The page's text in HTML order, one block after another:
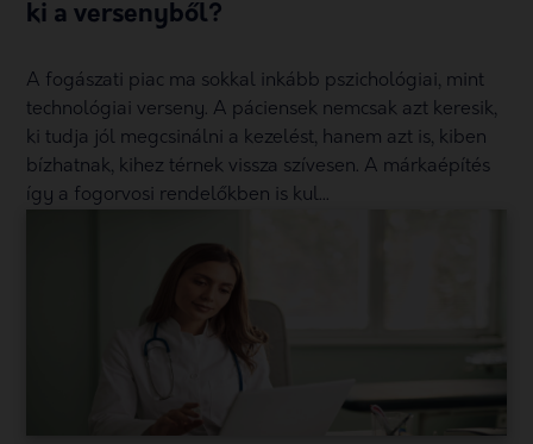
ki a versenyből?
A fogászati piac ma sokkal inkább pszichológiai, mint
technológiai verseny. A páciensek nemcsak azt keresik,
ki tudja jól megcsinálni a kezelést, hanem azt is, kiben
bízhatnak, kihez térnek vissza szívesen. A márkaépítés
így a fogorvosi rendelőkben is kul...